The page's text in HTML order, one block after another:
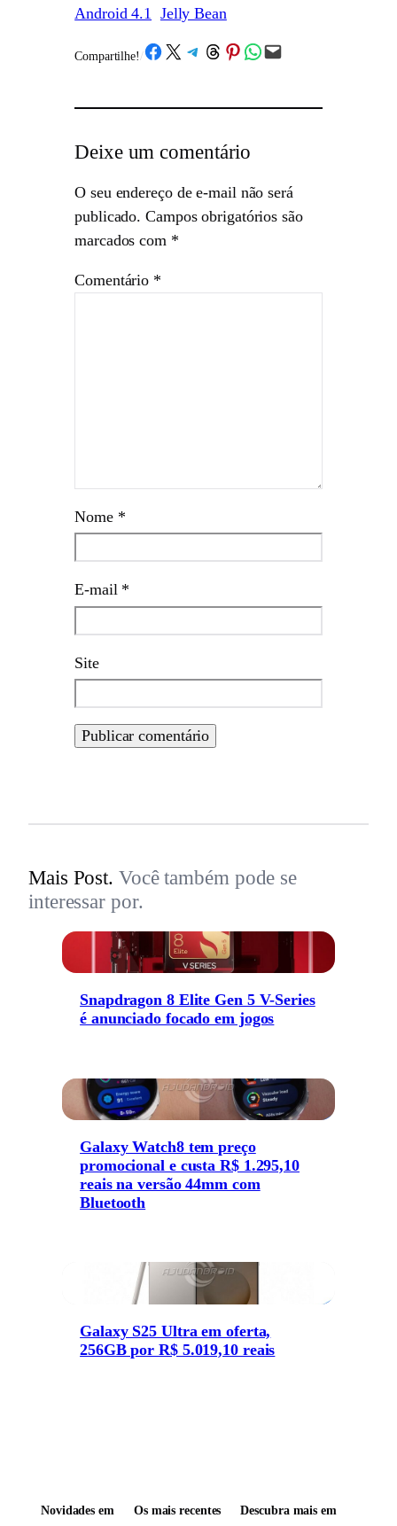
Android 4.1 Jelly Bean
Compartilhe! /Share on Facebook
Share on X Share on Telegram
Share on Threads
Share on Pinterest
Share on WhatsApp
Email this Page
Deixe um comentário
O seu endereço de e-mail não será
publicado. Campos obrigatórios são
marcados com *
Comentário *
Nome *
E-mail *
Site
Mais Post. Você também pode se
interessar por.
Snapdragon 8 Elite Gen 5 V-Series
é anunciado focado em jogos
Galaxy Watch8 tem preço
promocional e custa R$ 1.295,10
reais na versão 44mm com
Bluetooth
Galaxy S25 Ultra em oferta,
256GB por R$ 5.019,10 reais
Novidades em Os mais recentes Descubra mais em